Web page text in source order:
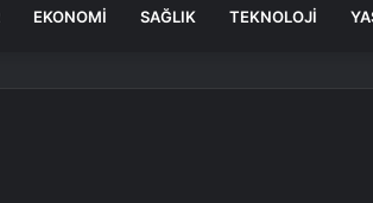
EKONOMI SAĞLIK TEKNOLOJI